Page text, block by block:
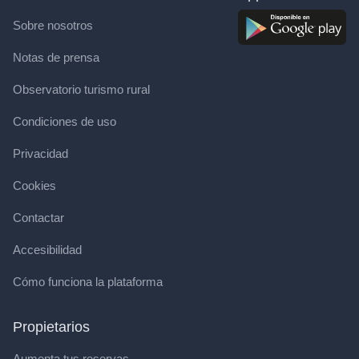
Sobre nosotros
Notas de prensa
Observatorio turismo rural
Condiciones de uso
Privacidad
Cookies
Contactar
Accesibilidad
Cómo funciona la plataforma
Propietarios